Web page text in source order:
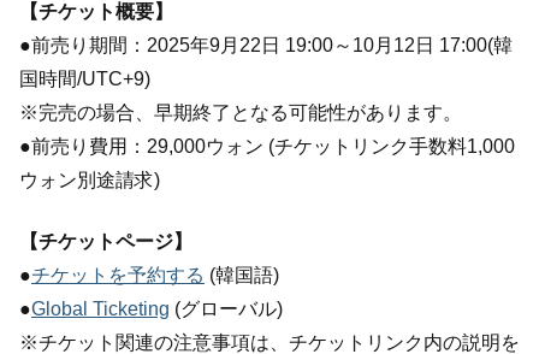
【チケット概要】
●前売り期間：2025年9月22日 19:00～10月12日 17:00(韓
国時間/UTC+9)
※完売の場合、早期終了となる可能性があります。
●前売り費用：29,000ウォン (チケットリンク手数料1,000
ウォン別途請求)
【チケットページ】
●チケットを予約する (韓国語)
●Global Ticketing (グローバル)
※チケット関連の注意事項は、チケットリンク内の説明を